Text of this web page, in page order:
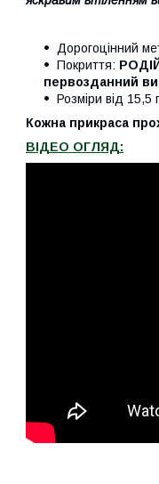
Дорогоцінний
Покриття:
первозданний
Розміри від 15,5
Кожна прикраса
ВІДЕО ОГЛЯД: